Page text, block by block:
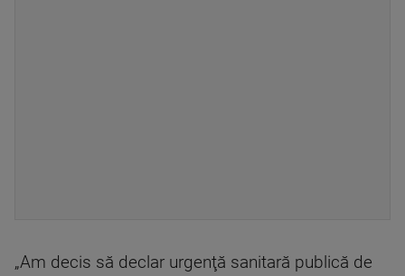
„Am decis să declar urgenţă sanitară publică de